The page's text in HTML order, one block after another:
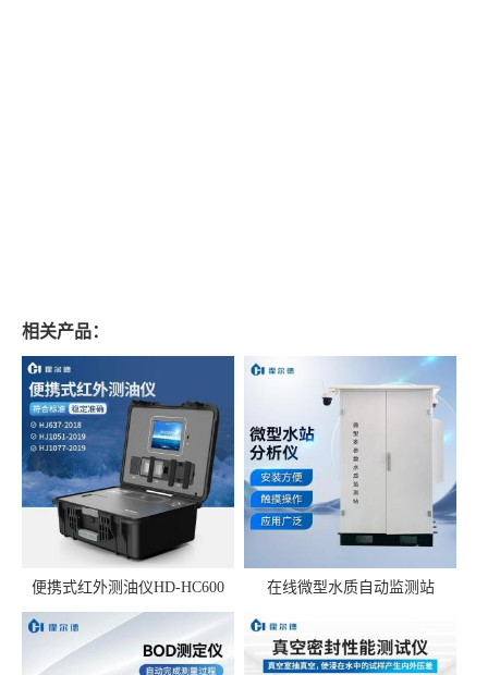
相关产品：
便携式红外测油仪HD-HC600 在线微型水质自动监测站